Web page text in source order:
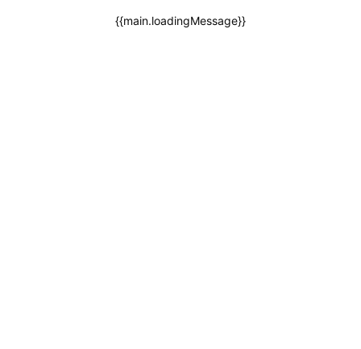
{{main.loadingMessage}}